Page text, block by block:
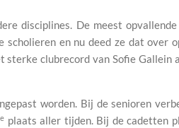
disciplines. De meest
en nu deed ze dat over
clubrecord van Sofie
worden. Bij de senioren
eplaats aller tijden. Bij de cadetten